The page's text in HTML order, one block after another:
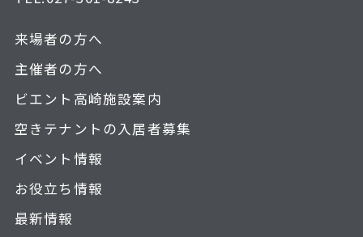
来場者の方へ
主催者の方へ
ビエント高崎施設案内
空きテナントの入居者募集
イベント情報
お役立ち情報
最新情報